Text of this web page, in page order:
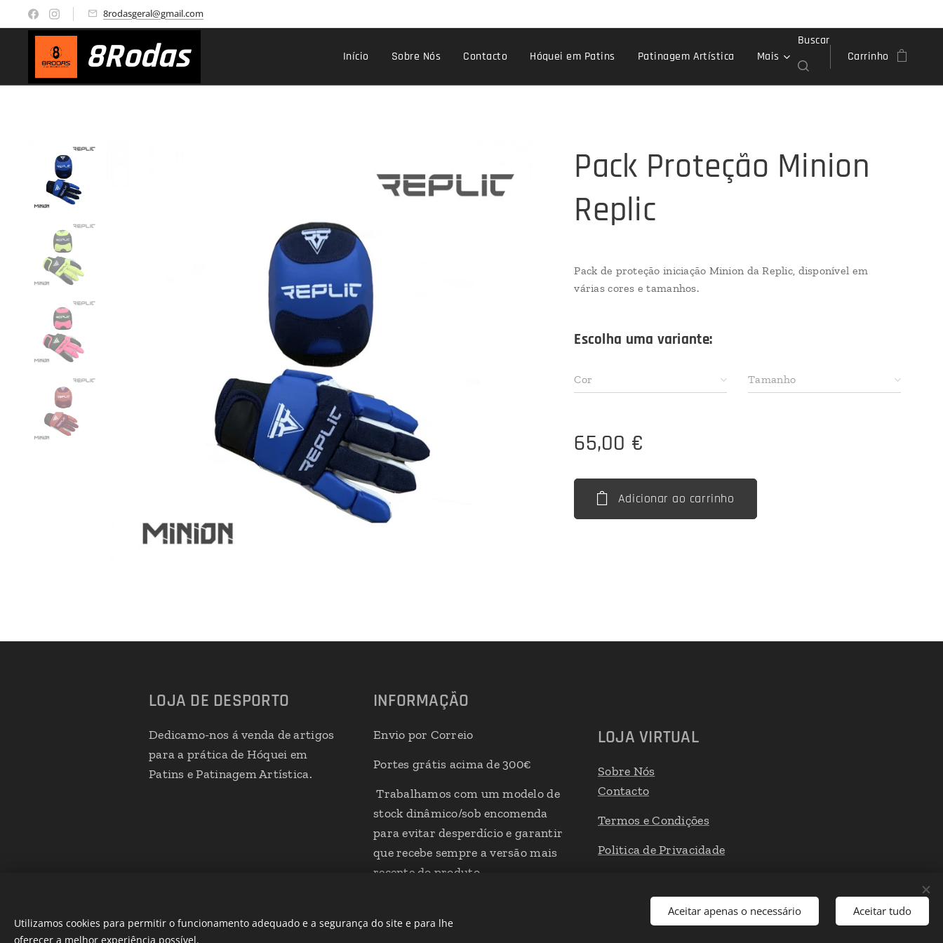
8rodasgeral@gmail.com
8Rodas Início Sobre Nós Contacto Hóquei em Patins Patinagem Artística Mais
Buscar
Carrinho
Pack Proteção Minion
Replic
Pack de proteção iniciação Minion da Replic, disponível em
várias cores e tamanhos.
Escolha uma variante:
Cor Tamanho
65,00 €
Adicionar ao carrinho
LOJA DE DESPORTO
Dedicamo-nos á venda de artigos
para a prática de Hóquei em
Patins e Patinagem Artística.
INFORMAÇÃO
Envio por Correio
Portes grátis acima de 300€
Trabalhamos com um modelo de
stock dinâmico/sob encomenda
para evitar desperdício e garantir
que recebe sempre a versão mais
recente do produto
LOJA VIRTUAL
Sobre Nós
Contacto
Termos e Condições
Politica de Privacidade
Utilizamos cookies para permitir o funcionamento adequado e a segurança do site e para lhe
oferecer a melhor experiência possível.
Aceitar apenas o necessário Aceitar tudo